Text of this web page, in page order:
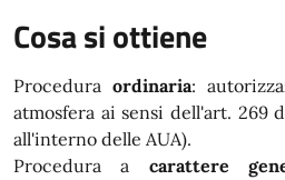
Cosa si ottiene
Procedura ordinaria:
atmosfera ai sensi dell'art. 269
all'interno delle AUA).
Procedura a carattere